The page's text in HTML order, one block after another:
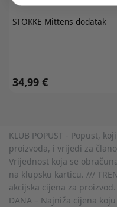
STOKKE Mittens dodatak
34,99 €
KLUB POPUST - Popust,
proizvoda, i vrijedi za
Vrijednost koja se
na klupsku karticu. ///
akcijska cijena za proizvod.
DANA – Najniža cijena